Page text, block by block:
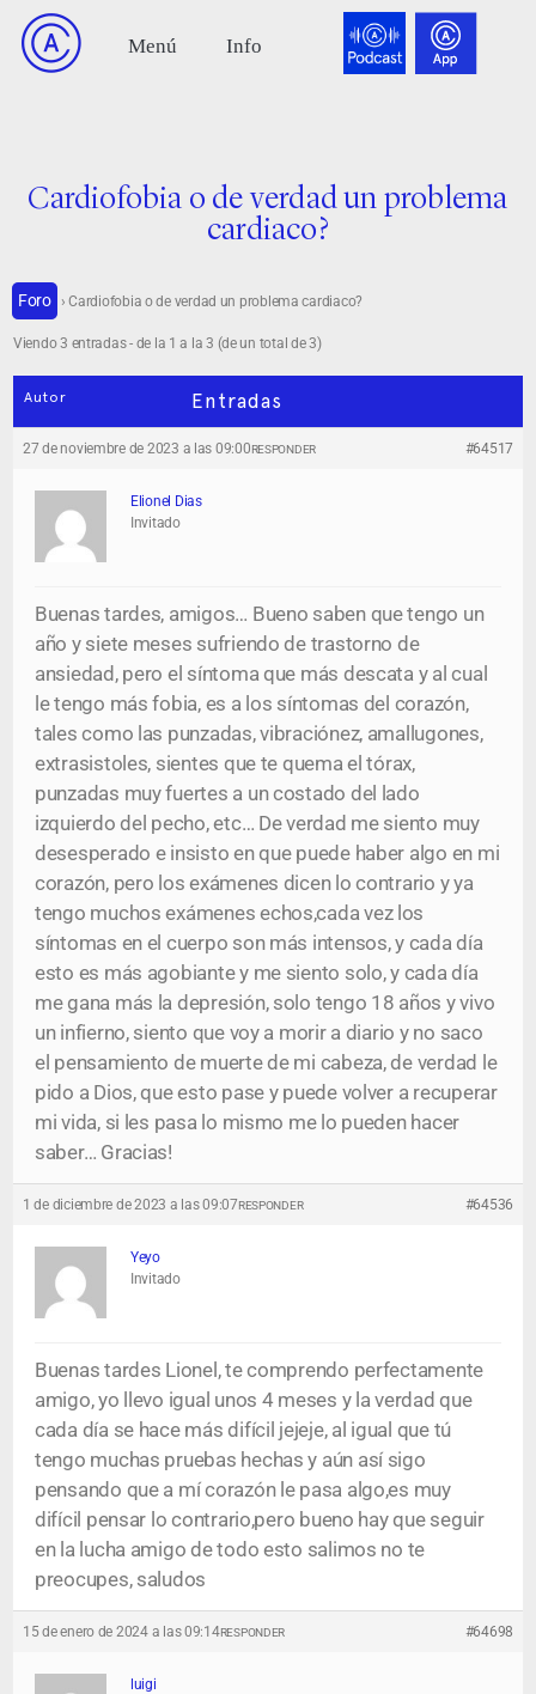
Cardiofobia o de verdad un problema
cardiaco?
Foro › Cardiofobia o de verdad un problema cardiaco?
Viendo 3 entradas - de la 1 a la 3 (de un total de 3)
Autor Entradas
27 de noviembre de 2023 a las 09:00 #64517
RESPONDER
Elionel Dias
Invitado
Buenas tardes, amigos… Bueno saben que tengo un
año y siete meses sufriendo de trastorno de
ansiedad, pero el síntoma que más descata y al cual
le tengo más fobia, es a los síntomas del corazón,
tales como las punzadas, vibraciónez, amallugones,
extrasistoles, sientes que te quema el tórax,
punzadas muy fuertes a un costado del lado
izquierdo del pecho, etc… De verdad me siento muy
desesperado e insisto en que puede haber algo en mi
corazón, pero los exámenes dicen lo contrario y ya
tengo muchos exámenes echos,cada vez los
síntomas en el cuerpo son más intensos, y cada día
esto es más agobiante y me siento solo, y cada día
me gana más la depresión, solo tengo 18 años y vivo
un infierno, siento que voy a morir a diario y no saco
el pensamiento de muerte de mi cabeza, de verdad le
pido a Dios, que esto pase y puede volver a recuperar
mi vida, si les pasa lo mismo me lo pueden hacer
saber… Gracias!
1 de diciembre de 2023 a las 09:07 #64536
RESPONDER
Yeyo
Invitado
Buenas tardes Lionel, te comprendo perfectamente
amigo, yo llevo igual unos 4 meses y la verdad que
cada día se hace más difícil jejeje, al igual que tú
tengo muchas pruebas hechas y aún así sigo
pensando que a mí corazón le pasa algo,es muy
difícil pensar lo contrario,pero bueno hay que seguir
en la lucha amigo de todo esto salimos no te
preocupes, saludos
15 de enero de 2024 a las 09:14 #64698
RESPONDER
luigi